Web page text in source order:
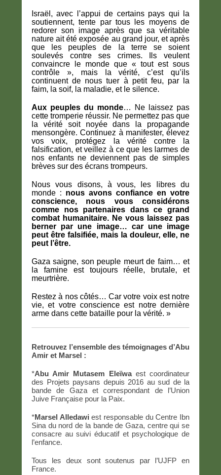
Israël, avec l’appui de certains pays qui la
soutiennent, tente par tous les moyens de
redorer son image après que sa véritable
nature ait été exposée au grand jour, et après
que les peuples de la terre se soient
soulevés contre ses crimes. Ils veulent
convaincre le monde que « tout est sous
contrôle », mais la vérité, c’est qu’ils
continuent de nous tuer à petit feu, par la
faim, la soif, la maladie, et le silence.
Aux peuples du monde… Ne laissez pas
cette tromperie réussir. Ne permettez pas que
la vérité soit noyée dans la propagande
mensongère. Continuez à manifester, élevez
vos voix, protégez la vérité contre la
falsification, et veillez à ce que les larmes de
nos enfants ne deviennent pas de simples
brèves sur des écrans trompeurs.
Nous vous disons, à vous, les libres du
monde : nous avons confiance en votre
conscience, nous vous considérons
comme nos partenaires dans ce grand
combat humanitaire. Ne vous laissez pas
berner par une image… car une image
peut être falsifiée, mais la douleur, elle, ne
peut l’être.
Gaza saigne, son peuple meurt de faim… et
la famine est toujours réelle, brutale, et
meurtrière.
Restez à nos côtés… Car votre voix est notre
vie, et votre conscience est notre dernière
arme dans cette bataille pour la vérité. »
Retrouvez l’ensemble des témoignages d’Abu
Amir et Marsel :
*Abu Amir Mutasem Eleïwaest coordinateur
des Projets paysans depuis 2016 au sud de la
bande de Gaza et correspondant de l’Union
Juive Française pour la Paix.
*Marsel Alledawi est responsable du Centre Ibn
Sina du nord de la bande de Gaza, centre qui se
consacre au suivi éducatif et psychologique de
l’enfance.
Tous les deux sont soutenus par l’UJFP en
France.